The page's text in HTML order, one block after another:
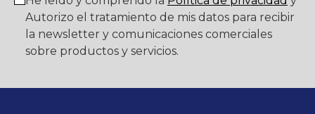
Autorizo el tratamiento de mis datos para recibir
la newsletter y comunicaciones comerciales
sobre productos y servicios.